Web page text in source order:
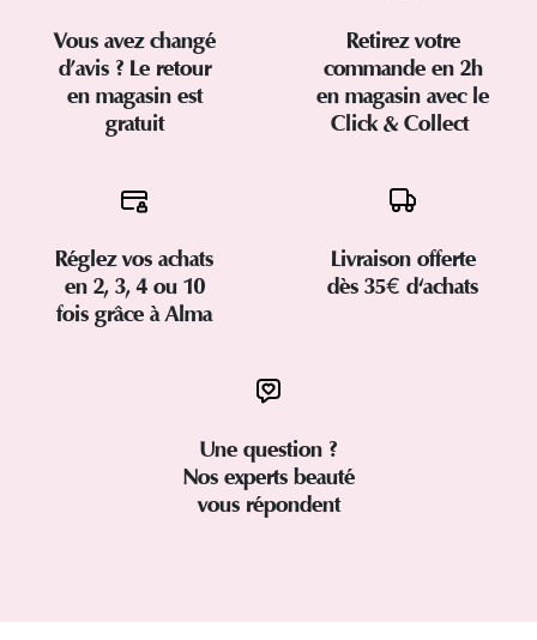
Vous avez changé
d’avis ? Le retour
en magasin est
gratuit
Retirez votre
commande en 2h
en magasin avec le
Click & Collect
Réglez vos achats
en 2, 3, 4 ou 10
fois grâce à Alma
Livraison offerte
dès 35€ d'achats
Une question ?
Nos experts beauté
vous répondent